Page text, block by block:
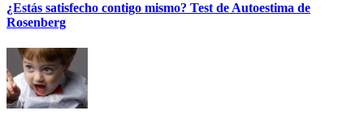
¿Estás satisfecho contigo mismo? Test de Autoestima de
Rosenberg